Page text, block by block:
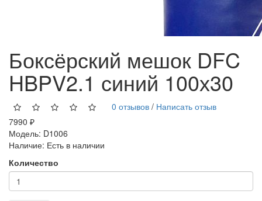
Боксёрский мешок DFC
HBPV2.1 синий 100х30
0 отзывов / Написать отзыв
7990 ₽
Модель: D1006
Наличие: Есть в наличии
Количество